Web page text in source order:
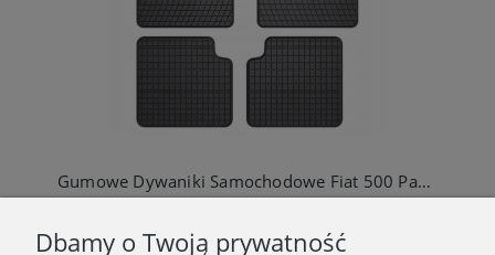
Gumowe Dywaniki Samochodowe Fiat 500 Panda II Ford KA
Dbamy o Twoją prywatność